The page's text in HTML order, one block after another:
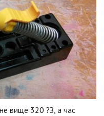
вище 320 ?З, а час